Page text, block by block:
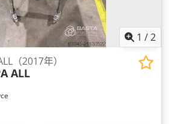
1 /2
（2017年）
ALL